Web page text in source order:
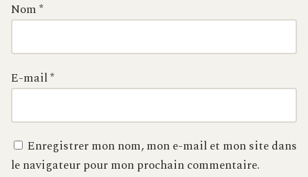
Nom*
E-mail*
Enregistrer mon nom, mon e-mail et mon site dans
le navigateur pour mon prochain commentaire.